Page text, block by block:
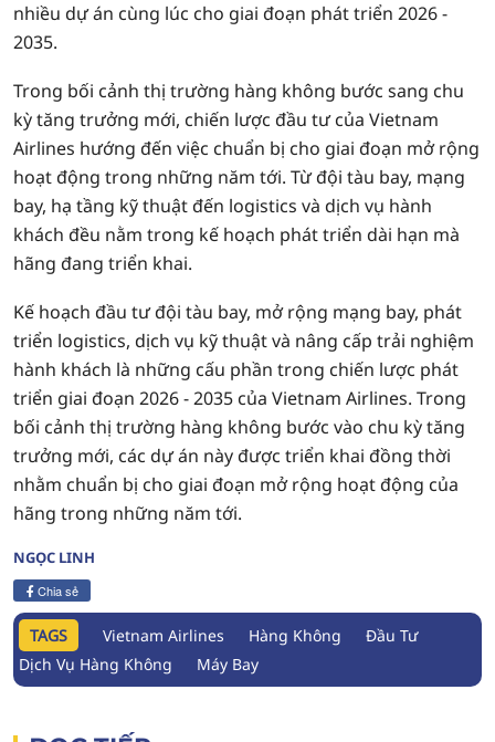
nhiều dự án cùng lúc cho giai đoạn phát triển 2026 -
2035.
Trong bối cảnh thị trường hàng không bước sang chu
kỳ tăng trưởng mới, chiến lược đầu tư của Vietnam
Airlines hướng đến việc chuẩn bị cho giai đoạn mở rộng
hoạt động trong những năm tới. Từ đội tàu bay, mạng
bay, hạ tầng kỹ thuật đến logistics và dịch vụ hành
khách đều nằm trong kế hoạch phát triển dài hạn mà
hãng đang triển khai.
Kế hoạch đầu tư đội tàu bay, mở rộng mạng bay, phát
triển logistics, dịch vụ kỹ thuật và nâng cấp trải nghiệm
hành khách là những cấu phần trong chiến lược phát
triển giai đoạn 2026 - 2035 của Vietnam Airlines. Trong
bối cảnh thị trường hàng không bước vào chu kỳ tăng
trưởng mới, các dự án này được triển khai đồng thời
nhằm chuẩn bị cho giai đoạn mở rộng hoạt động của
hãng trong những năm tới.
NGỌC LINH
Chia sẻ
TAGS Vietnam Airlines Hàng Không
Đầu Tư
Dịch Vụ Hàng Không
Máy Bay